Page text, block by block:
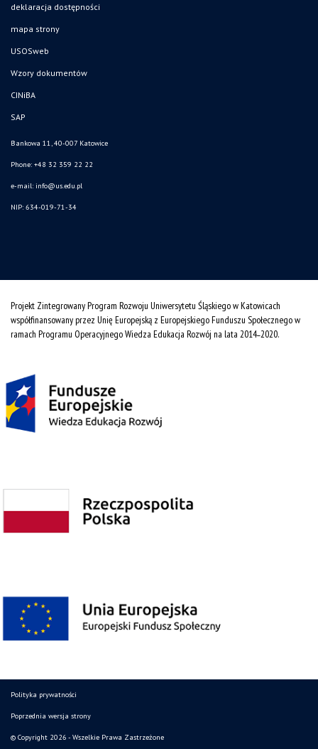
deklaracja dostępności
mapa strony
USOSweb
Wzory dokumentów
CINiBA
SAP
Bankowa 11, 40-007 Katowice
Phone: +48 32 359 22 22
e-mail: info@us.edu.pl
NIP: 634-019-71-34
Projekt Zintegrowany Program Rozwoju Uniwersytetu Śląskiego w Katowicach
współfinansowany przez Unię Europejską z Europejskiego Funduszu Społecznego w
ramach Programu Operacyjnego Wiedza Edukacja Rozwój na lata 2014˗2020.
Polityka prywatności
Poprzednia wersja strony
© Copyright 2026 - Wszelkie Prawa Zastrzeżone